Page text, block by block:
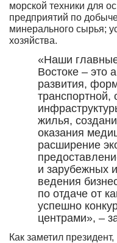
морской техники для
предприятий по
минерального сырья;
хозяйства.
«Наши
Востоке – это
развития,
транспортной,
жилья,
оказания
расширение
и зарубежных
ведения
по отдаче от
успешно
центрами», –
Как заметил